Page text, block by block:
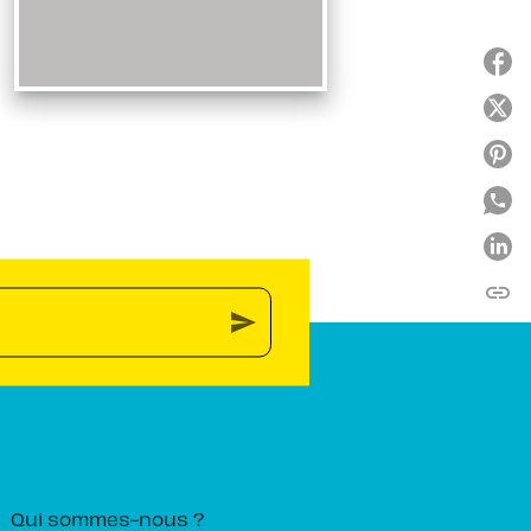
link
send
Qui sommes-nous ?